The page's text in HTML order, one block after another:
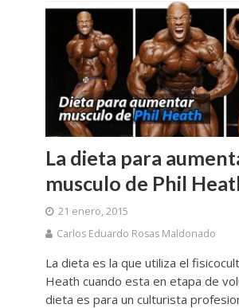
La dieta para
musculo de Phil
21 enero, 2015
Carlos Eduardo Rosas Maldonado
La dieta es la que utiliza el
Heath cuando esta en etapa de
dieta es para un culturista